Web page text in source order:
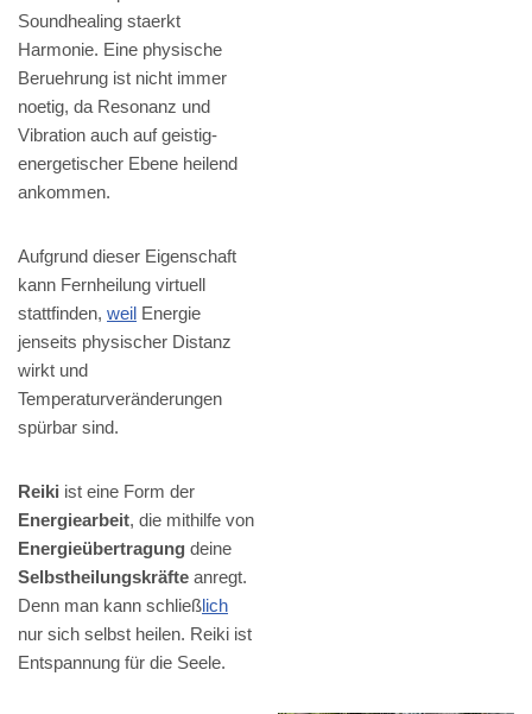
Soundhealing staerkt
Harmonie. Eine physische
Beruehrung ist nicht immer
noetig, da Resonanz und
Vibration auch auf geistig-
energetischer Ebene heilend
ankommen.
Aufgrund dieser Eigenschaft
kann Fernheilung virtuell
stattfinden, weil Energie
jenseits physischer Distanz
wirkt und
Temperaturveränderungen
spürbar sind.
Reiki ist eine Form der
Energiearbeit, die mithilfe von
Energieübertragung deine
Selbstheilungskräfte anregt.
Denn man kann schließlich
nur sich selbst heilen. Reiki ist
Entspannung für die Seele.